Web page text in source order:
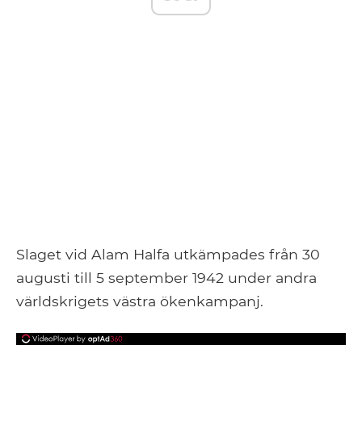
Slaget vid Alam Halfa utkämpades från 30
augusti till 5 september 1942 under andra
världskrigets västra ökenkampanj.